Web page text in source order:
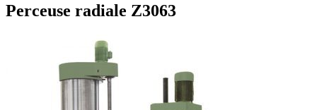
Perceuse radiale Z3063